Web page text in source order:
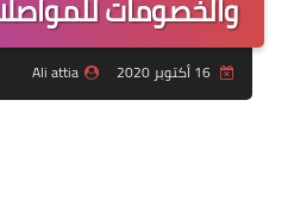
والخصومات
16 أكتوبر 2020 Ali attia